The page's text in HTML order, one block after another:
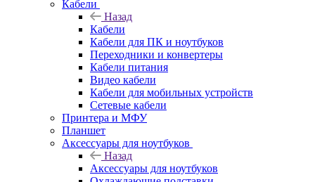
Кабели
Назад
Кабели
Кабели для ПК и ноутбуков
Переходники и конвертеры
Кабели питания
Видео кабели
Кабели для мобильных устройств
Сетевые кабели
Принтера и МФУ
Планшет
Аксессуары для ноутбуков
Назад
Аксессуары для ноутбуков